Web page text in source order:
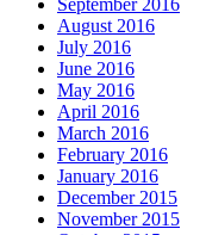
September 2016
August 2016
July 2016
June 2016
May 2016
April 2016
March 2016
February 2016
January 2016
December 2015
November 2015